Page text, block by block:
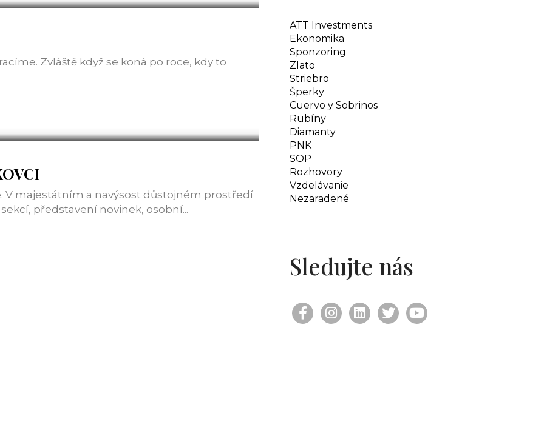
Zvláště když se koná po roce, kdy to
V majestátním a navýsost důstojném prostředí
představení novinek, osobní...
ATT Investments
Ekonomika
Sponzoring
Zlato
Striebro
Šperky
Cuervo y Sobrinos
Rubíny
Diamanty
PNK
SOP
Rozhovory
Vzdelávanie
Nezaradené
Sledujte nás